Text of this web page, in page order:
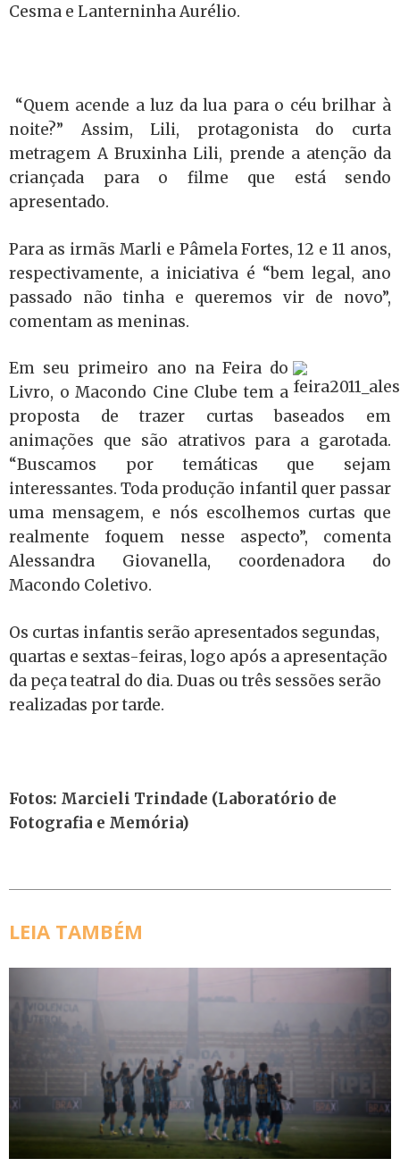
Cesma e Lanterninha Aurélio.
“Quem acende a luz da lua para o céu brilhar à
noite?” Assim, Lili, protagonista do curta
metragem A Bruxinha Lili, prende a atenção da
criançada para o filme que está sendo
apresentado.
Para as irmãs Marli e Pâmela Fortes, 12 e 11 anos,
respectivamente, a iniciativa é “bem legal, ano
passado não tinha e queremos vir de novo”,
comentam as meninas.
Em seu primeiro ano na Feira do
Livro, o Macondo Cine Clube tem a
proposta de trazer curtas baseados em
animações que são atrativos para a garotada.
“Buscamos por temáticas que sejam
interessantes. Toda produção infantil quer passar
uma mensagem, e nós escolhemos curtas que
realmente foquem nesse aspecto”, comenta
Alessandra Giovanella, coordenadora do
Macondo Coletivo.
Os curtas infantis serão apresentados segundas,
quartas e sextas-feiras, logo após a apresentação
da peça teatral do dia. Duas ou três sessões serão
realizadas por tarde.
Fotos: Marcieli Trindade (Laboratório de
Fotografia e Memória)
LEIA TAMBÉM